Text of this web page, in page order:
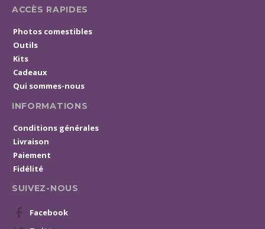
ACCÈS RAPIDES
Photos comestibles
Outils
Kits
Cadeaux
Qui sommes-nous
INFORMATIONS
Conditions générales
Livraison
Paiement
Fidélité
SUIVEZ-NOUS
Facebook